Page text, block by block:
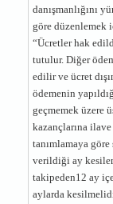
danışmanlığını
göre düzenlemek
“Ücretler hak
tutulur. Diğer
edilir ve ücret
ödemenin
geçmemek üzere
kazançlarına
tanımlamaya
verildiği ay
takipeden12 ay
aylarda